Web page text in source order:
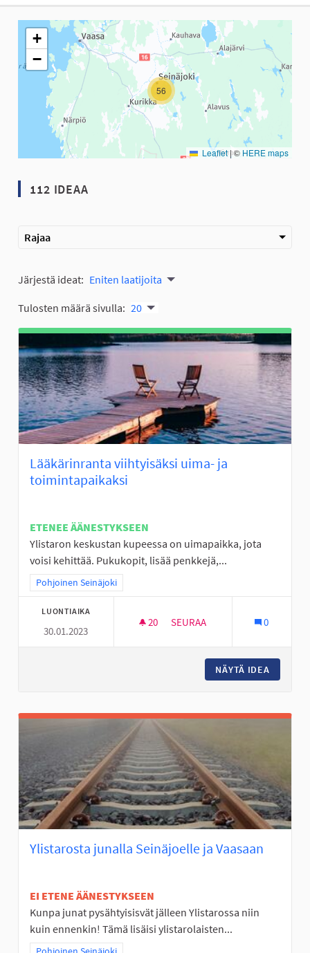
Seuraavassa elementissä on kartta, joka esittää tämän
56
+
−
Leaflet |© HERE maps
112 IDEAA
Rajaa
Järjestä ideat: Eniten laatijoita
Tulosten määrä sivulla: 20
Lääkärinranta viihtyisäksi uima- ja
toimintapaikaksi
ETENEE ÄÄNESTYKSEEN
Ylistaron keskustan kupeessa on uimapaikka, jota
voisi kehittää. Pukukopit, lisää penkkejä,...
Rajaa tulokset teeman mukaan: Pohjoinen Seinäjoki
Pohjoinen Seinäjoki
LUONTIAIKA
30.01.2023
20 20 SEURAAJAA
SEURAA 0
NÄYTÄ IDEA
Ylistarosta junalla Seinäjoelle ja Vaasaan
EI ETENE ÄÄNESTYKSEEN
Kunpa junat pysähtyisisvät jälleen Ylistarossa niin
kuin ennenkin! Tämä lisäisi ylistarolaisten...